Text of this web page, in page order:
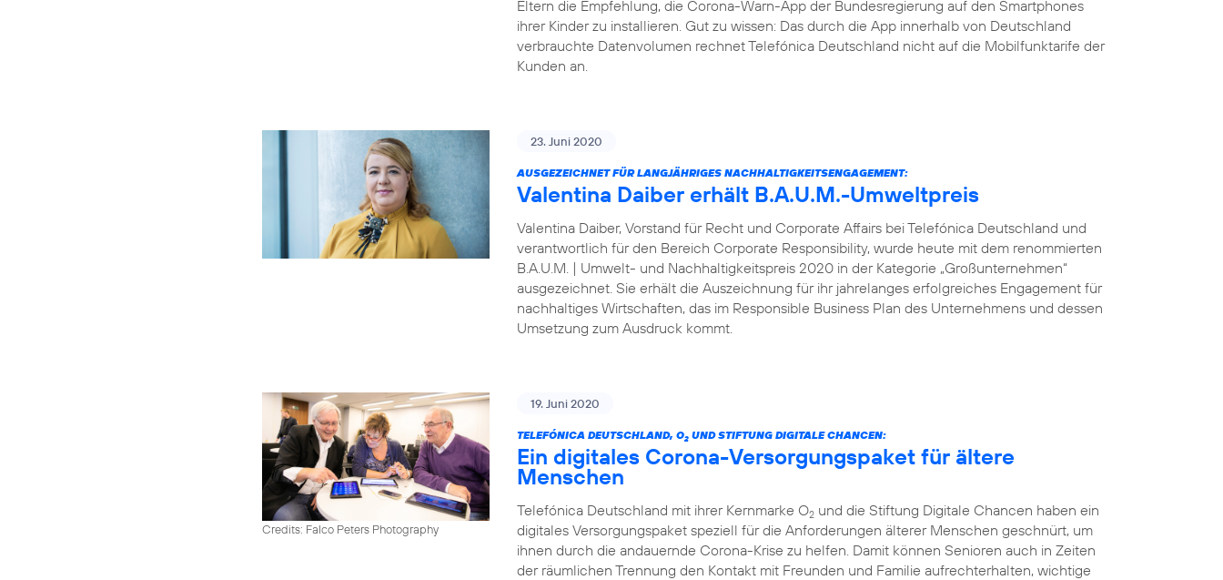
Eltern die Empfehlung, die Corona-Warn-App der Bundesregierung auf den Smartphones
ihrer Kinder zu installieren. Gut zu wissen: Das durch die App innerhalb von Deutschland
verbrauchte Datenvolumen rechnet Telefónica Deutschland nicht auf die Mobilfunktarife der
Kunden an.
23. Juni 2020
AUSGEZEICHNET FÜR LANGJÄHRIGES NACHHALTIGKEITSENGAGEMENT:
Valentina Daiber erhält B.A.U.M.-Umweltpreis
Valentina Daiber, Vorstand für Recht und Corporate Affairs bei Telefónica Deutschland und
verantwortlich für den Bereich Corporate Responsibility, wurde heute mit dem renommierten
B.A.U.M. | Umwelt- und Nachhaltigkeitspreis 2020 in der Kategorie „Großunternehmen“
ausgezeichnet. Sie erhält die Auszeichnung für ihr jahrelanges erfolgreiches Engagement für
nachhaltiges Wirtschaften, das im Responsible Business Plan des Unternehmens und dessen
Umsetzung zum Ausdruck kommt.
Credits: Falco Peters Photography
19. Juni 2020
TELEFÓNICA DEUTSCHLAND, O2 UND STIFTUNG DIGITALE CHANCEN:
Ein digitales Corona-Versorgungspaket für ältere
Menschen
Telefónica Deutschland mit ihrer Kernmarke O2 und die Stiftung Digitale Chancen haben ein
digitales Versorgungspaket speziell für die Anforderungen älterer Menschen geschnürt, um
ihnen durch die andauernde Corona-Krise zu helfen. Damit können Senioren auch in Zeiten
der räumlichen Trennung den Kontakt mit Freunden und Familie aufrechterhalten, wichtige